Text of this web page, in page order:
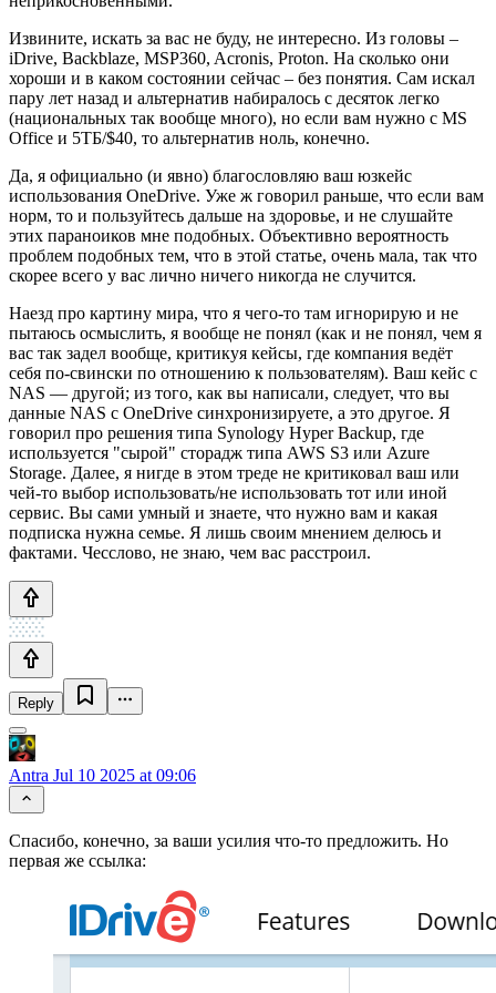
Извините, искать за вас не буду, не интересно. Из головы –
iDrive, Backblaze, MSP360, Acronis, Proton. На сколько они
хороши и в каком состоянии сейчас – без понятия. Сам искал
пару лет назад и альтернатив набиралось с десяток легко
(национальных так вообще много), но если вам нужно с MS
Office и 5ТБ/$40, то альтернатив ноль, конечно.
Да, я официально (и явно) благословляю ваш юзкейс
использования OneDrive. Уже ж говорил раньше, что если вам
норм, то и пользуйтесь дальше на здоровье, и не слушайте
этих параноиков мне подобных. Объективно вероятность
проблем подобных тем, что в этой статье, очень мала, так что
скорее всего у вас лично ничего никогда не случится.
Наезд про картину мира, что я чего-то там игнорирую и не
пытаюсь осмыслить, я вообще не понял (как и не понял, чем я
вас так задел вообще, критикуя кейсы, где компания ведёт
себя по-свински по отношению к пользователям). Ваш кейс с
NAS — другой; из того, как вы написали, следует, что вы
данные NAS с OneDrive синхронизируете, а это другое. Я
говорил про решения типа Synology Hyper Backup, где
используется "сырой" сторадж типа AWS S3 или Azure
Storage. Далее, я нигде в этом треде не критиковал ваш или
чей-то выбор использовать/не использовать тот или иной
сервис. Вы сами умный и знаете, что нужно вам и какая
подписка нужна семье. Я лишь своим мнением делюсь и
фактами. Чесслово, не знаю, чем вас расстроил.
Reply
Antra Jul 10 2025 at 09:06
Спасибо, конечно, за ваши усилия что-то предложить. Но
первая же ссылка: